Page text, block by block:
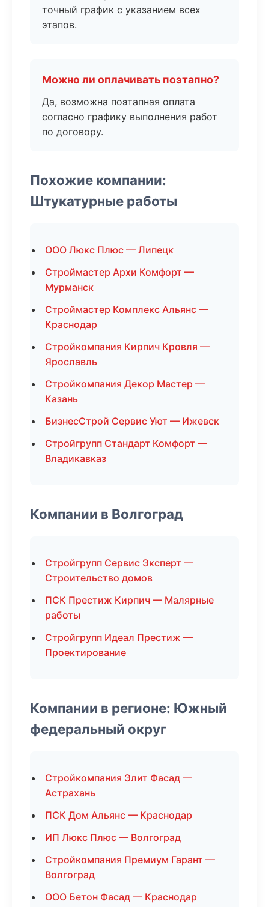
точный график с указанием всех
этапов.
Можно ли оплачивать поэтапно?
Да, возможна поэтапная оплата
согласно графику выполнения работ
по договору.
Похожие компании:
Штукатурные работы
ООО Люкс Плюс — Липецк
Строймастер Архи Комфорт —
Мурманск
Строймастер Комплекс Альянс —
Краснодар
Стройкомпания Кирпич Кровля —
Ярославль
Стройкомпания Декор Мастер —
Казань
БизнесСтрой Сервис Уют — Ижевск
Стройгрупп Стандарт Комфорт —
Владикавказ
Компании в Волгоград
Стройгрупп Сервис Эксперт —
Строительство домов
ПСК Престиж Кирпич — Малярные
работы
Стройгрупп Идеал Престиж —
Проектирование
Компании в регионе: Южный
федеральный округ
Стройкомпания Элит Фасад —
Астрахань
ПСК Дом Альянс — Краснодар
ИП Люкс Плюс — Волгоград
Стройкомпания Премиум Гарант —
Волгоград
ООО Бетон Фасад — Краснодар